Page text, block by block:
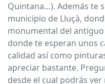
Quintana…). Además te
municipio de Lluçà,
monumental del
donde te esperan unos
calidad así como
apreciar bastante.
desde el cual podrás